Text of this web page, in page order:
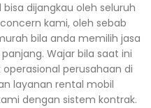
dijangkau oleh seluruh
kami, oleh sebab
bila anda memilih jasa
Wajar bila saat ini
perusahaan di
layanan rental mobil
dengan sistem kontrak.